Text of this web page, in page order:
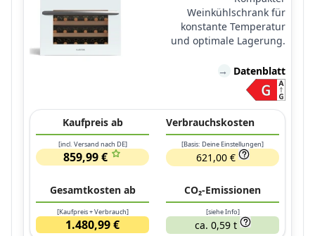
Weinkühlschrank für
konstante Temperatur
und optimale Lagerung.
→ Datenblatt
Kaufpreis ab
[incl. Versand nach DE]
859,99 €
Verbrauchskosten
[Basis: Deine Einstellungen]
621,00 €
Gesamtkosten ab
[Kaufpreis + Verbrauch]
1.480,99 €
CO₂-Emissionen
[siehe Info]
ca. 0,59 t